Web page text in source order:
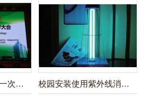
中国作物学会第十一次全国会员代表大会暨2019年学术年会 校园安装使用紫外线消毒灯新规